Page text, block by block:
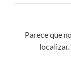
Parece que